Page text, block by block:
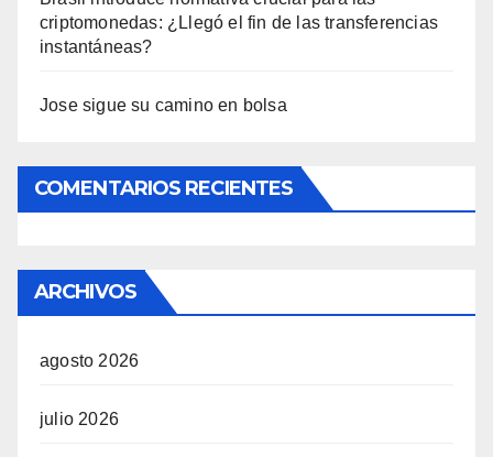
criptomonedas: ¿Llegó el fin de las transferencias
instantáneas?
Jose sigue su camino en bolsa
COMENTARIOS RECIENTES
ARCHIVOS
agosto 2026
julio 2026